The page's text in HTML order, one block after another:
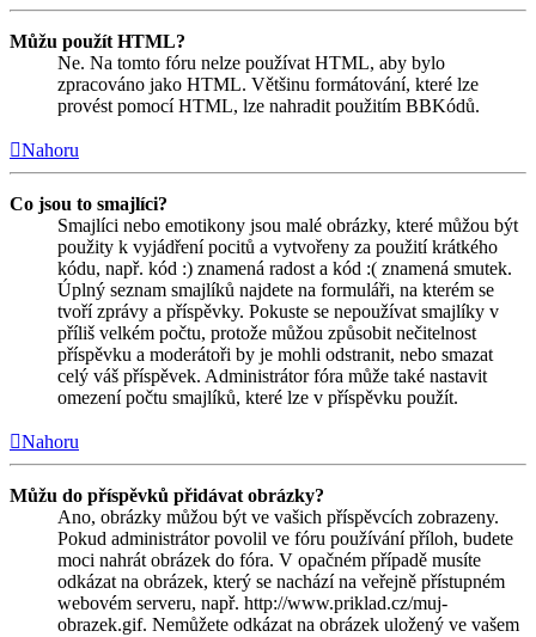
Můžu použít HTML?
Ne. Na tomto fóru nelze používat HTML, aby bylo
zpracováno jako HTML. Většinu formátování, které lze
provést pomocí HTML, lze nahradit použitím BBKódů.
Nahoru
Co jsou to smajlíci?
Smajlíci nebo emotikony jsou malé obrázky, které můžou být
použity k vyjádření pocitů a vytvořeny za použití krátkého
kódu, např. kód :) znamená radost a kód :( znamená smutek.
Úplný seznam smajlíků najdete na formuláři, na kterém se
tvoří zprávy a příspěvky. Pokuste se nepoužívat smajlíky v
příliš velkém počtu, protože můžou způsobit nečitelnost
příspěvku a moderátoři by je mohli odstranit, nebo smazat
celý váš příspěvek. Administrátor fóra může také nastavit
omezení počtu smajlíků, které lze v příspěvku použít.
Nahoru
Můžu do příspěvků přidávat obrázky?
Ano, obrázky můžou být ve vašich příspěvcích zobrazeny.
Pokud administrátor povolil ve fóru používání příloh, budete
moci nahrát obrázek do fóra. V opačném případě musíte
odkázat na obrázek, který se nachází na veřejně přístupném
webovém serveru, např. http://www.priklad.cz/muj-
obrazek.gif. Nemůžete odkázat na obrázek uložený ve vašem